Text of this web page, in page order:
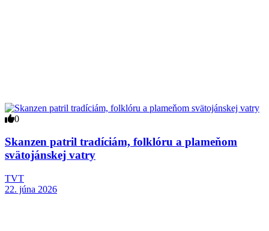
0
Skanzen patril tradíciám, folklóru a plameňom
svätojánskej vatry
TVT
22. júna 2026